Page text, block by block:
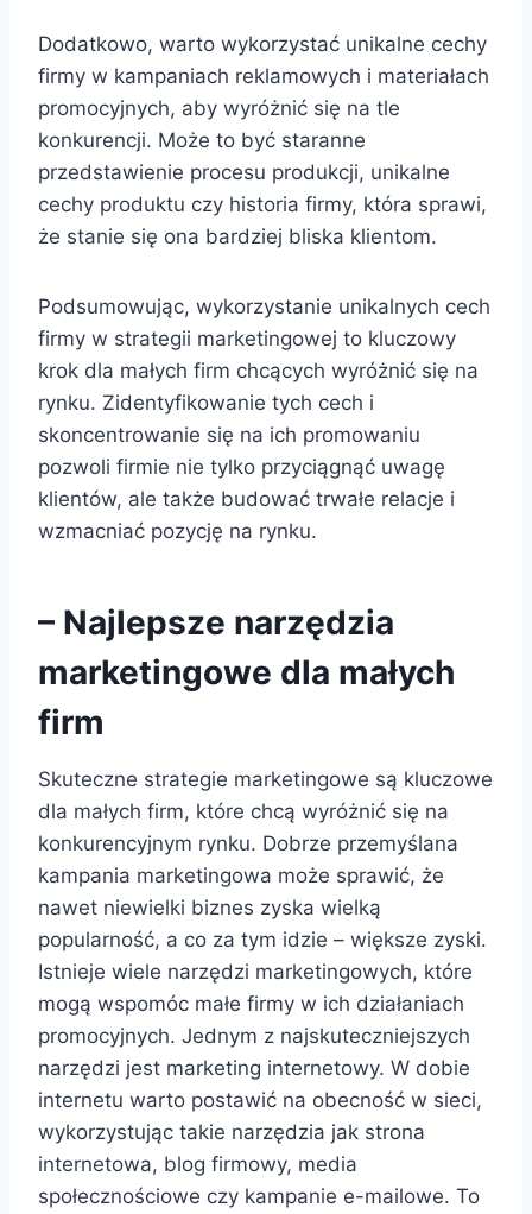
Dodatkowo, warto wykorzystać unikalne cechy
firmy w kampaniach reklamowych i materiałach
promocyjnych, aby wyróżnić się na tle
konkurencji. Może to być staranne
przedstawienie procesu produkcji, unikalne
cechy produktu czy historia firmy, która sprawi,
że stanie się ona bardziej bliska klientom.
Podsumowując, wykorzystanie unikalnych cech
firmy w strategii marketingowej to kluczowy
krok dla małych firm chcących wyróżnić się na
rynku. Zidentyfikowanie tych cech i
skoncentrowanie się na ich promowaniu
pozwoli firmie nie tylko przyciągnąć uwagę
klientów, ale także budować trwałe relacje i
wzmacniać pozycję na rynku.
– Najlepsze narzędzia
marketingowe dla małych
firm
Skuteczne strategie marketingowe są kluczowe
dla małych firm, które chcą wyróżnić się na
konkurencyjnym rynku. Dobrze przemyślana
kampania marketingowa może sprawić, że
nawet niewielki biznes zyska wielką
popularność, a co za tym idzie – większe zyski.
Istnieje wiele narzędzi marketingowych, które
mogą wspomóc małe firmy w ich działaniach
promocyjnych. Jednym z najskuteczniejszych
narzędzi jest marketing internetowy. W dobie
internetu warto postawić na obecność w sieci,
wykorzystując takie narzędzia jak strona
internetowa, blog firmowy, media
społecznościowe czy kampanie e-mailowe. To